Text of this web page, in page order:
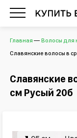
Главная
Волосы для
Славянские волосы в
Славянские
см Русый 20б